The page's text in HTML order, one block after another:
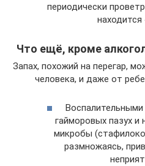
периодически
находится
Что ещё, кроме
Запах, похожий на перегар,
человека, и даже от
гайморовых пазух и
микробы
размножаясь,